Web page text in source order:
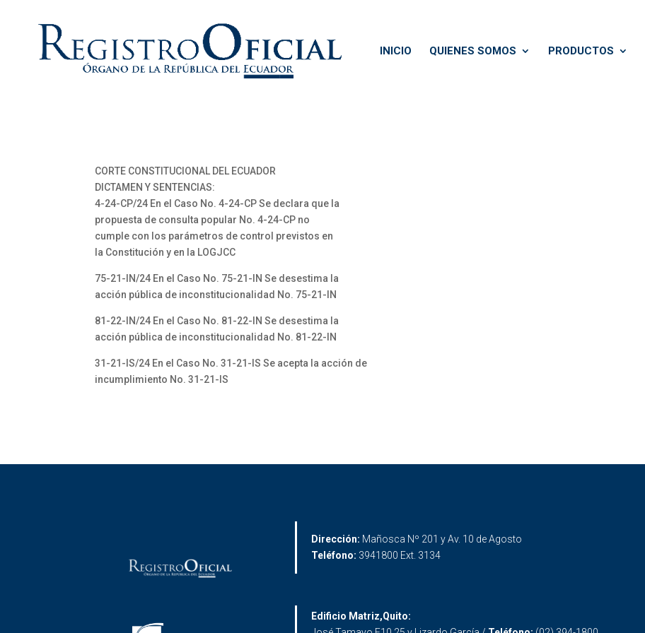
INICIO QUIENES SOMOS PRODUCTOS
CORTE CONSTITUCIONAL DEL ECUADOR
DICTAMEN Y SENTENCIAS:
4-24-CP/24 En el Caso No. 4-24-CP Se declara que la
propuesta de consulta popular No. 4-24-CP no
cumple con los parámetros de control previstos en
la Constitución y en la LOGJCC
75-21-IN/24 En el Caso No. 75-21-IN Se desestima la
acción pública de inconstitucionalidad No. 75-21-IN
81-22-IN/24 En el Caso No. 81-22-IN Se desestima la
acción pública de inconstitucionalidad No. 81-22-IN
31-21-IS/24 En el Caso No. 31-21-IS Se acepta la acción de
incumplimiento No. 31-21-IS
Dirección: Mañosca Nº 201 y Av. 10 de Agosto
Teléfono: 3941800 Ext. 3134
Edificio Matriz,Quito: